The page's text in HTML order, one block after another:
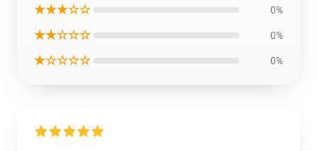
★★★☆☆ 0%
★★☆☆☆ 0%
★☆☆☆☆ 0%